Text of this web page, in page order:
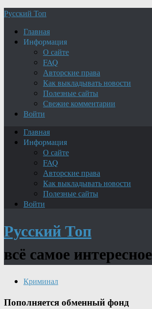
Русский Топ
Главная
Информация
О сайте
FAQ
Авторские права
Как выкладывать новости
Полезные сайты
Свежие комментарии
Войти
Главная
Информация
О сайте
FAQ
Авторские права
Как выкладывать новости
Полезные сайты
Войти
Русский Топ
всё самое интересное
Криминал
Пополняется обменный фонд